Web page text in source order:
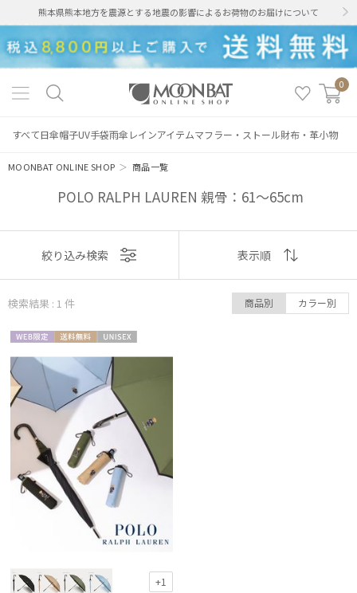
熊本県熊本地方を震源とする地震の影響によるお荷物のお届けについて
0
すべて日傘帽子UV手袋雨傘 レインアイテムマフラー・ストール財布・革小物
MOONBAT ONLINE SHOP ＞商品一覧
POLO RALPH LAUREN 親骨：61～65cm
レディース
カテゴリー
ブランド
カラー
価格・割引率
在庫表示
表示
おすすめ
価格の高い
順
価格の低い
順
人気順
売上点数順
絞り込み検索 表示順
検索結果 : 1 件 商品別 カラー別
定
料
+1